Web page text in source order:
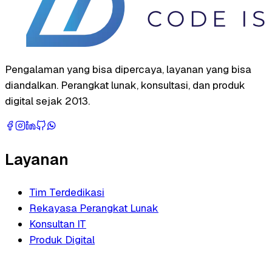
Pengalaman yang bisa dipercaya, layanan yang bisa
diandalkan. Perangkat lunak, konsultasi, dan produk
digital sejak 2013.
Layanan
Tim Terdedikasi
Rekayasa Perangkat Lunak
Konsultan IT
Produk Digital